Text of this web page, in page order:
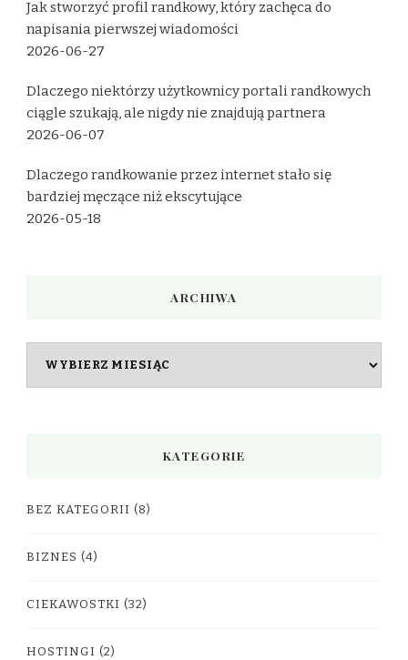
Jak stworzyć profil randkowy, który zachęca do
napisania pierwszej wiadomości
2026-06-27
Dlaczego niektórzy użytkownicy portali randkowych
ciągle szukają, ale nigdy nie znajdują partnera
2026-06-07
Dlaczego randkowanie przez internet stało się
bardziej męczące niż ekscytujące
2026-05-18
ARCHIWA
KATEGORIE
BEZ KATEGORII (8)
BIZNES (4)
CIEKAWOSTKI (32)
HOSTINGI (2)